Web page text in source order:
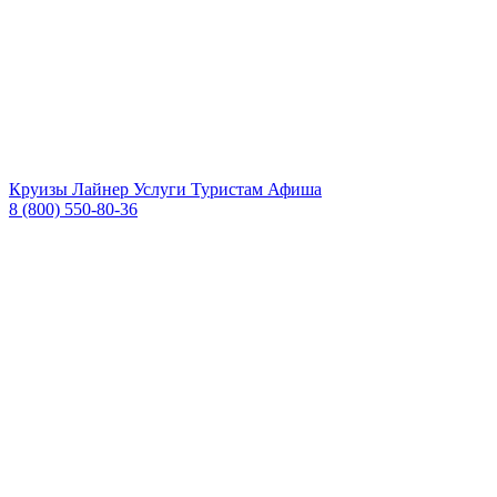
Круизы Лайнер Услуги Туристам Афиша
8 (800) 550-80-36